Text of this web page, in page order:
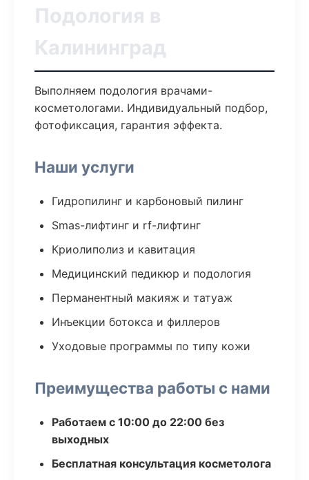
Подология в
Калининград
Выполняем подология врачами-
косметологами. Индивидуальный подбор,
фотофиксация, гарантия эффекта.
Наши услуги
Гидропилинг и карбоновый пилинг
Smas-лифтинг и rf-лифтинг
Криолиполиз и кавитация
Медицинский педикюр и подология
Перманентный макияж и татуаж
Инъекции ботокса и филлеров
Уходовые программы по типу кожи
Преимущества работы с нами
Работаем с 10:00 до 22:00 без
выходных
Бесплатная консультация косметолога